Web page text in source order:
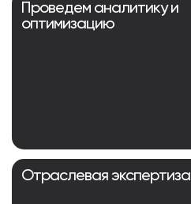
Проведем аналитику и
оптимизацию
Отраслевая экспертиза